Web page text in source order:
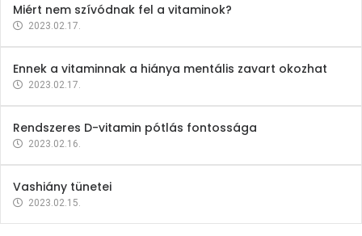
Miért nem szívódnak fel a vitaminok?
2023.02.17.
Ennek a vitaminnak a hiánya mentális zavart okozhat
2023.02.17.
Rendszeres D-vitamin pótlás fontossága
2023.02.16.
Vashiány tünetei
2023.02.15.